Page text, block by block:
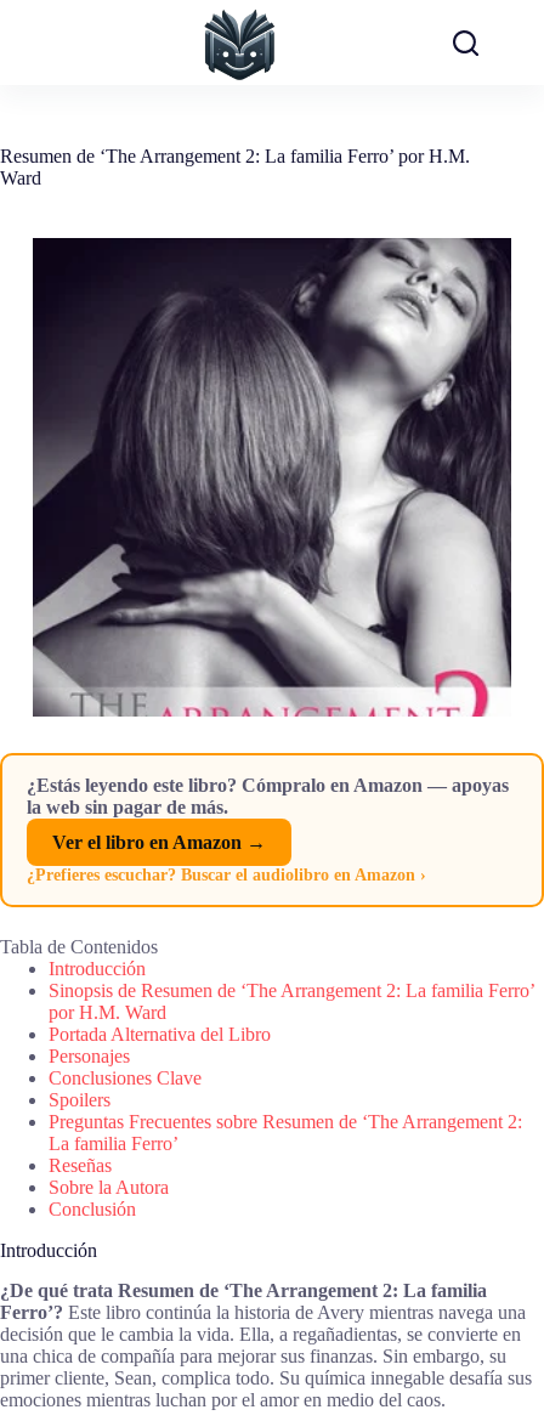
Resumen de ‘The Arrangement 2: La familia Ferro’ por H.M.
Ward
¿Estás leyendo este libro? Cómpralo en Amazon — apoyas
la web sin pagar de más.
Ver el libro en Amazon →
¿Prefieres escuchar? Buscar el audiolibro en Amazon ›
Tabla de Contenidos
Introducción
Sinopsis de Resumen de ‘The Arrangement 2: La familia Ferro’
por H.M. Ward
Portada Alternativa del Libro
Personajes
Conclusiones Clave
Spoilers
Preguntas Frecuentes sobre Resumen de ‘The Arrangement 2:
La familia Ferro’
Reseñas
Sobre la Autora
Conclusión
Introducción
¿De qué trata Resumen de ‘The Arrangement 2: La familia
Ferro’? Este libro continúa la historia de Avery mientras navega una
decisión que le cambia la vida. Ella, a regañadientas, se convierte en
una chica de compañía para mejorar sus finanzas. Sin embargo, su
primer cliente, Sean, complica todo. Su química innegable desafía sus
emociones mientras luchan por el amor en medio del caos.